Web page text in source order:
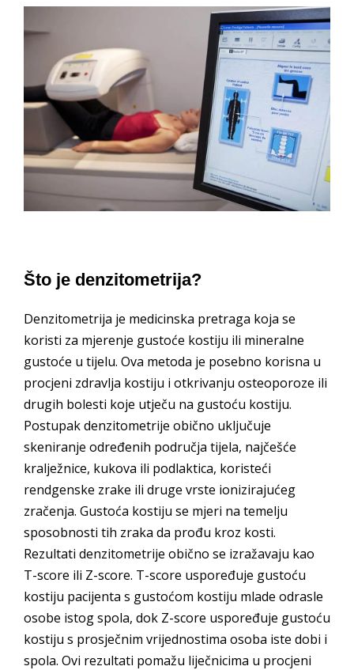
Što je denzitometrija?
Denzitometrija je medicinska pretraga koja se
koristi za mjerenje gustoće kostiju ili mineralne
gustoće u tijelu. Ova metoda je posebno korisna u
procjeni zdravlja kostiju i otkrivanju osteoporoze ili
drugih bolesti koje utječu na gustoću kostiju.
Postupak denzitometrije obično uključuje
skeniranje određenih područja tijela, najčešće
kralježnice, kukova ili podlaktica, koristeći
rendgenske zrake ili druge vrste ionizirajućeg
zračenja. Gustoća kostiju se mjeri na temelju
sposobnosti tih zraka da prođu kroz kosti.
Rezultati denzitometrije obično se izražavaju kao
T-score ili Z-score. T-score uspoređuje gustoću
kostiju pacijenta s gustoćom kostiju mlade odrasle
osobe istog spola, dok Z-score uspoređuje gustoću
kostiju s prosječnim vrijednostima osoba iste dobi i
spola. Ovi rezultati pomažu liječnicima u procjeni